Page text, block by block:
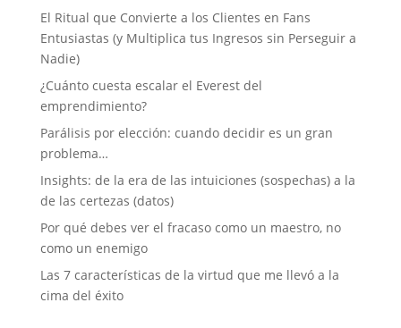
El Ritual que Convierte a los Clientes en Fans
Entusiastas (y Multiplica tus Ingresos sin Perseguir a
Nadie)
¿Cuánto cuesta escalar el Everest del
emprendimiento?
Parálisis por elección: cuando decidir es un gran
problema…
Insights: de la era de las intuiciones (sospechas) a la
de las certezas (datos)
Por qué debes ver el fracaso como un maestro, no
como un enemigo
Las 7 características de la virtud que me llevó a la
cima del éxito